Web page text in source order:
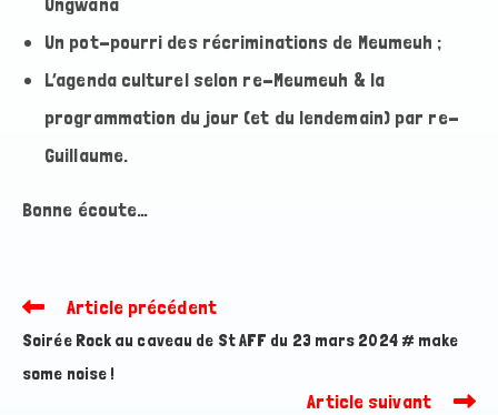
Un pot-pourri des récriminations de Meumeuh ;
L’agenda culturel selon re-Meumeuh & la
programmation du jour (et du lendemain) par re-
Guillaume.
Bonne écoute…
Read
articles
Article précédent
Soirée Rock au caveau de St AFF du 23 mars 2024 # make
some noise !
Article suivant